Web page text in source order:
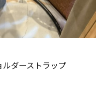
ダーストラップ